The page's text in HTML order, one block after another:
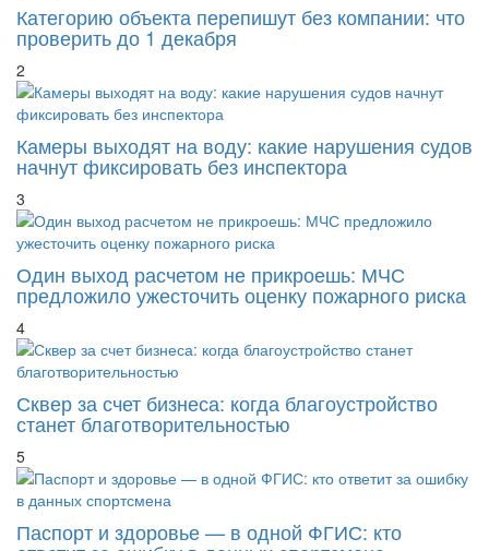
Категорию объекта перепишут без компании: что
проверить до 1 декабря
2
Камеры выходят на воду: какие нарушения судов
начнут фиксировать без инспектора
3
Один выход расчетом не прикроешь: МЧС
предложило ужесточить оценку пожарного риска
4
Сквер за счет бизнеса: когда благоустройство
станет благотворительностью
5
Паспорт и здоровье — в одной ФГИС: кто